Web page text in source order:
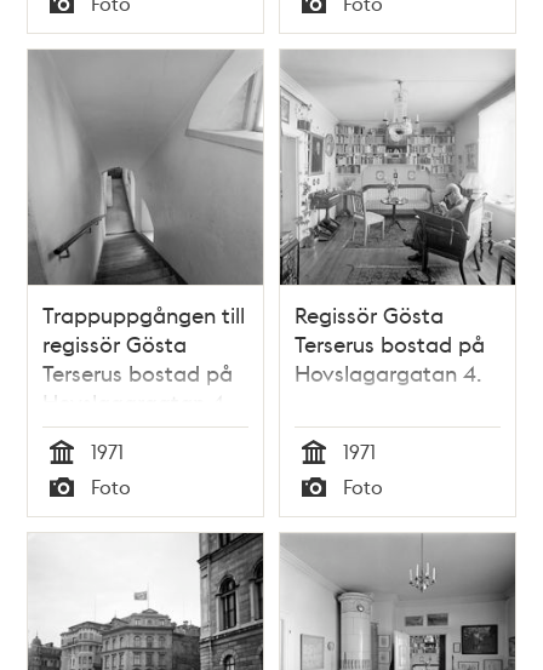
Typ
Typ
Trappuppgången till
regissör Gösta
Terserus bostad på
Hovslagargatan 4.
Tid
1971
Typ
Foto
Regissör Gösta
Terserus bostad på
Hovslagargatan 4.
Tid
1971
Typ
Foto